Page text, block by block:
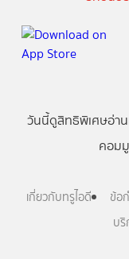
วันนี้ดูสิทธิพิเศษอ่าน
คอม
เกี่ยวกับทรูไอดี ข้อ
บริ